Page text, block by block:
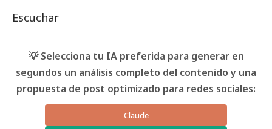
Escuchar
💡 Selecciona tu IA preferida para generar en
segundos un análisis completo del contenido y una
propuesta de post optimizado para redes sociales:
Claude